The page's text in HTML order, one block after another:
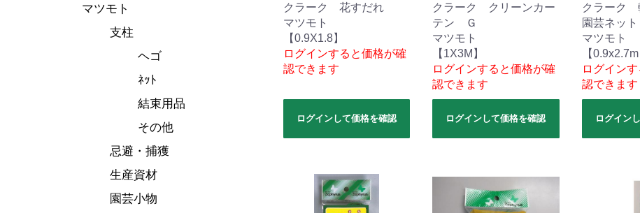
マツモト
支柱
ヘゴ
ﾈｯﾄ
結束用品
その他
忌避・捕獲
生産資材
園芸小物
クラーク 花すだれ
マツモト
【0.9X1.8】
ログインすると価格が確
認できます
ログインして価格を確認
クラーク クリーンカー
テン Ｇ
マツモト
【1X3M】
ログインすると価格が確
認できます
ログインして価格を確認
クラーク
園芸ネット
マツモト
【0.9x2.7m
ログイン
認できます
ログイン